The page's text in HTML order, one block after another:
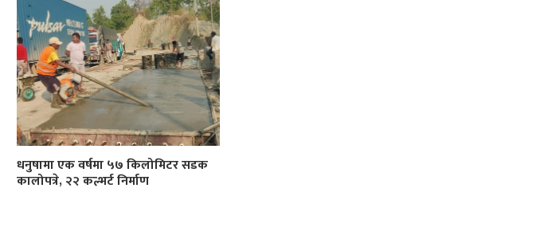
धनुषामा एक वर्षमा ५७ किलोमिटर सडक
कालोपत्रे, २२ कल्भर्ट निर्माण